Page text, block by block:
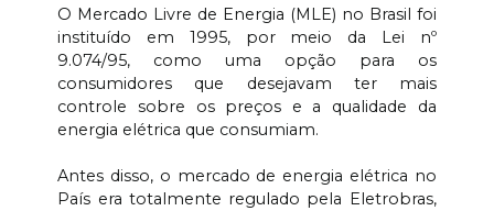
O Mercado Livre de Energia (MLE) no Brasil foi
instituído em 1995, por meio da Lei nº
9.074/95, como uma opção para os
consumidores que desejavam ter mais
controle sobre os preços e a qualidade da
energia elétrica que consumiam.
Antes disso, o mercado de energia elétrica no
País era totalmente regulado pela Eletrobras,